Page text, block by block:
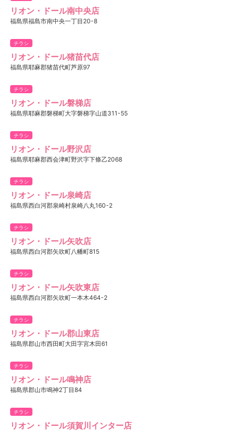
リオン・ドール南中央店
福島県福島市南中央一丁目20-8
チラシ
リオン・ドール猪苗代店
福島県耶麻郡猪苗代町芦原97
チラシ
リオン・ドール磐梯店
福島県耶麻郡磐梯町大字磐梯字山道311-55
チラシ
リオン・ドール野沢店
福島県耶麻郡西会津町野沢字下條乙2068
チラシ
リオン・ドール泉崎店
福島県西白河郡泉崎村泉崎八丸160-2
チラシ
リオン・ドール矢吹店
福島県西白河郡矢吹町八幡町815
チラシ
リオン・ドール矢吹東店
福島県西白河郡矢吹町一本木464-2
チラシ
リオン・ドール郡山東店
福島県郡山市西田町大田字宮木田61
チラシ
リオン・ドール鳴神店
福島県郡山市鳴神2丁目84
チラシ
リオン・ドール須賀川インター店